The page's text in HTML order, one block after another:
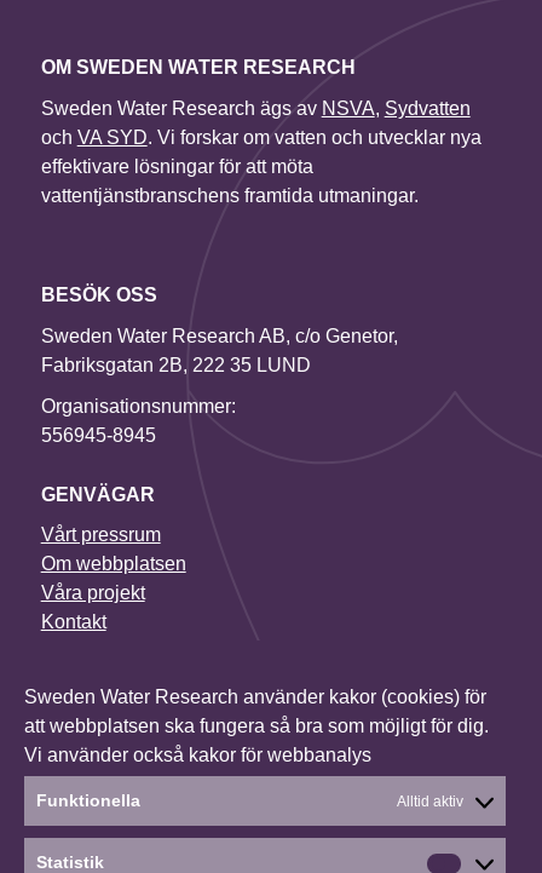
Sweden Water Research använder kakor (cookies) för
att webbplatsen ska fungera så bra som möjligt för dig.
Vi använder också kakor för webbanalys
Funktionella Alltid aktiv
Statistik
OM SWEDEN WATER RESEARCH
Sweden Water Research ägs av NSVA, Sydvatten
och VA SYD. Vi forskar om vatten och utvecklar nya
effektivare lösningar för att möta
vattentjänstbranschens framtida utmaningar.
BESÖK OSS
Sweden Water Research AB, c/o Genetor,
Fabriksgatan 2B, 222 35 LUND
Organisationsnummer:
556945-8945
GENVÄGAR
Vårt pressrum
Om webbplatsen
Våra projekt
Kontakt
I vårt nyhetsbrev får du senaste nytt om alla våra
projekt, vilka konferenser vi deltar i och mycket annat.
Anmäl dig till vårt nyhetsbrev